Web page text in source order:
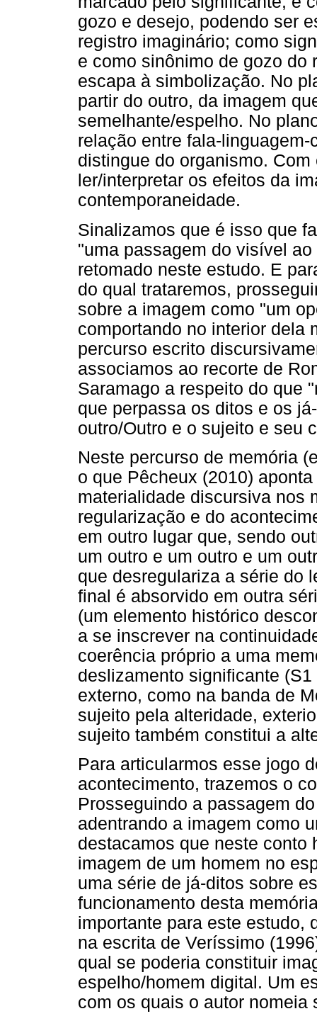
gozo e desejo, podendo ser
registro imaginário; como
e como sinônimo de gozo do
escapa à simbolização. No
partir do outro, da imagem
semelhante/espelho. No
relação entre fala-
distingue do organismo.
ler/interpretar os efeitos da
contemporaneidade.
Sinalizamos que é isso que
"uma passagem do visível
retomado neste estudo. E
do qual trataremos,
sobre a imagem como "um
comportando no interior dela
percurso escrito
associamos ao recorte de
Saramago a respeito do que
que perpassa os ditos e os
outro/Outro e o sujeito e seu
Neste percurso de memória
o que Pêcheux (2010)
materialidade discursiva nos
regularização e do
em outro lugar que, sendo
um outro e um outro e um
que desregulariza a série do
final é absorvido em outra
(um elemento histórico
a se inscrever na
coerência próprio a uma
deslizamento significante
externo, como na banda de
sujeito pela alteridade,
sujeito também constitui a
Para articularmos esse jogo
acontecimento, trazemos o
Prosseguindo a passagem
adentrando a imagem como
destacamos que neste conto
imagem de um homem no
uma série de já-ditos sobre
funcionamento desta
importante para este estudo,
na escrita de Veríssimo
qual se poderia constituir
espelho/homem digital. Um
com os quais o autor